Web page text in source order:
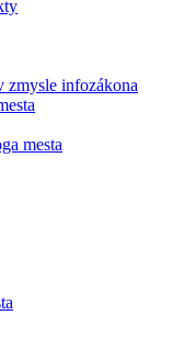
zmysle infozákona
mesta